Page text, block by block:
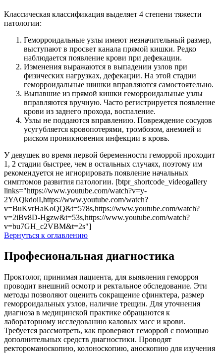
Классическая классификация выделяет 4 степени тяжести
патологии:
Геморроидальные узлы имеют незначительный размер,
выступают в просвет канала прямой кишки. Редко
наблюдается появление крови при дефекации.
Изменения выражаются в выпадении узлов при
физических нагрузках, дефекации. На этой стадии
геморроидальные шишки вправляются самостоятельно.
Выпавшие из прямой кишки геморроидальные узлы
вправляются вручную. Часто регистрируется появление
крови из заднего прохода, воспаление.
Узлы не поддаются вправлению. Повреждение сосудов
усугубляется кровопотерями, тромбозом, анемией и
риском проникновения инфекции в кровь.
У девушек во время первой беременности геморрой проходит
1, 2 стадии быстрее, чем в остальных случаях, поэтому им
рекомендуется не игнорировать появление начальных
симптомов развития патологии. [btpr_shortcode_videogallery
links="https://www.youtube.com/watch?v=y-
2YAQkdoiI,https://www.youtube.com/watch?
v=BuKvrHaKoQQ&t=578s,https://www.youtube.com/watch?
v=2iBv8D-Hgzw&t=53s,https://www.youtube.com/watch?
v=bu7GH_c2VBM&t=2s"]
Вернуться к оглавлению
Професиональная диагностика
Проктолог, принимая пациента, для выявления геморроя
проводит внешний осмотр и ректальное обследование. Эти
методы позволяют оценить сокращение сфинктера, размер
геморроидальных узлов, наличие трещин. Для уточнения
диагноза в медицинской практике обращаются к
лабораторному исследованию каловых масс и крови.
Требуется рассмотреть, как проверяют геморрой с помощью
дополнительных средств диагностики. Проводят
ректороманоскопию, колоноскопию, аноскопию для изучения